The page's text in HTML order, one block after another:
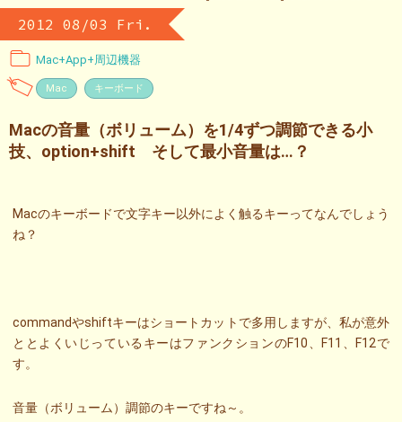
2012 08/03 Fri.
Mac+App+周辺機器
Mac キーボード
Macの音量（ボリューム）を1/4ずつ調節できる小
技、option+shift そして最小音量は…？
Macのキーボードで文字キー以外によく触るキーってなんでしょう
ね？
commandやshiftキーはショートカットで多用しますが、私が意外
ととよくいじっているキーはファンクションのF10、F11、F12で
す。
音量（ボリューム）調節のキーですね～。